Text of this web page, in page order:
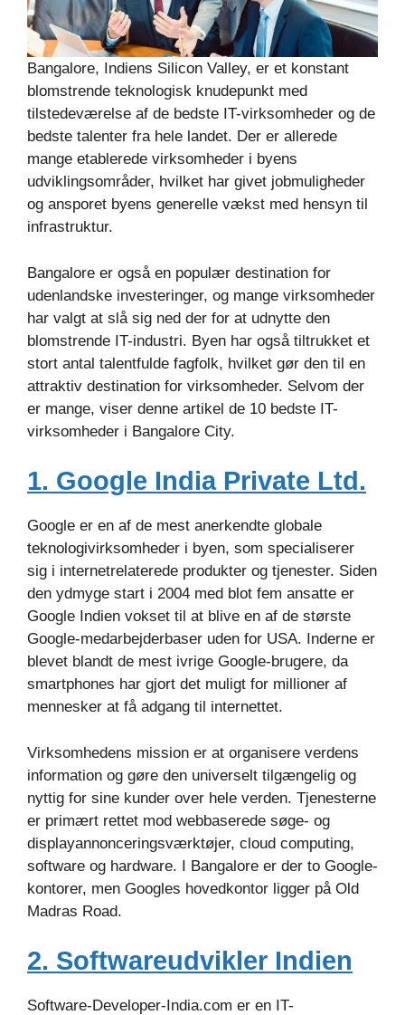
Bangalore, Indiens Silicon Valley, er et konstant
blomstrende teknologisk knudepunkt med
tilstedeværelse af de bedste IT-virksomheder og de
bedste talenter fra hele landet. Der er allerede
mange etablerede virksomheder i byens
udviklingsområder, hvilket har givet jobmuligheder
og ansporet byens generelle vækst med hensyn til
infrastruktur.
Bangalore er også en populær destination for
udenlandske investeringer, og mange virksomheder
har valgt at slå sig ned der for at udnytte den
blomstrende IT-industri. Byen har også tiltrukket et
stort antal talentfulde fagfolk, hvilket gør den til en
attraktiv destination for virksomheder. Selvom der
er mange, viser denne artikel de 10 bedste IT-
virksomheder i Bangalore City.
1. Google India Private Ltd.
Google er en af de mest anerkendte globale
teknologivirksomheder i byen, som specialiserer
sig i internetrelaterede produkter og tjenester. Siden
den ydmyge start i 2004 med blot fem ansatte er
Google Indien vokset til at blive en af de største
Google-medarbejderbaser uden for USA. Inderne er
blevet blandt de mest ivrige Google-brugere, da
smartphones har gjort det muligt for millioner af
mennesker at få adgang til internettet.
Virksomhedens mission er at organisere verdens
information og gøre den universelt tilgængelig og
nyttig for sine kunder over hele verden. Tjenesterne
er primært rettet mod webbaserede søge- og
displayannonceringsværktøjer, cloud computing,
software og hardware. I Bangalore er der to Google-
kontorer, men Googles hovedkontor ligger på Old
Madras Road.
2. Softwareudvikler Indien
Software-Developer-India.com er en IT-